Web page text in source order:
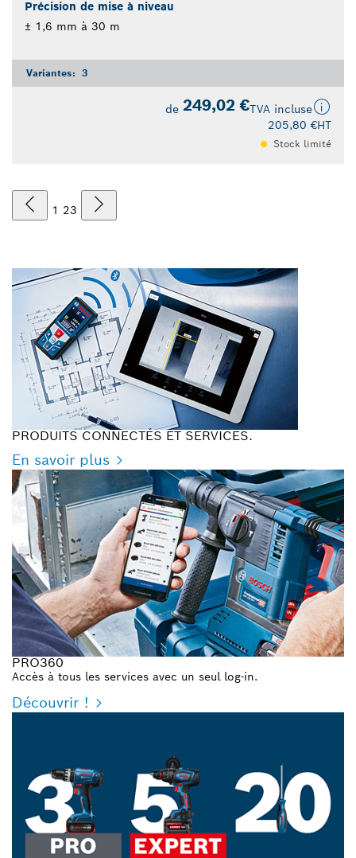
Précision de mise à niveau
± 1,6 mm à 30 m
Variantes: 3
de 249,02 €TVA incluse
205,80 €HT
Stock limité
1 23
PRODUITS CONNECTÉS ET SERVICES.
En savoir plus
PRO360
Accès à tous les services avec un seul log-in.
Découvrir !